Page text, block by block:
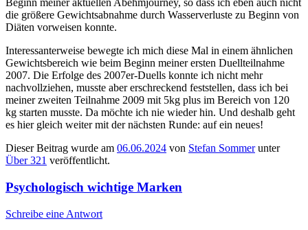
Beginn meiner aktuellen Abehmjourney, so dass ich eben auch nicht
die größere Gewichtsabnahme durch Wasserverluste zu Beginn von
Diäten vorweisen konnte.
Interessanterweise bewegte ich mich diese Mal in einem ähnlichen
Gewichtsbereich wie beim Beginn meiner ersten Duellteilnahme
2007. Die Erfolge des 2007er-Duells konnte ich nicht mehr
nachvollziehen, musste aber erschreckend feststellen, dass ich bei
meiner zweiten Teilnahme 2009 mit 5kg plus im Bereich von 120
kg starten musste. Da möchte ich nie wieder hin. Und deshalb geht
es hier gleich weiter mit der nächsten Runde: auf ein neues!
Dieser Beitrag wurde am 06.06.2024 von Stefan Sommerunter
Über 321 veröffentlicht.
Psychologisch wichtige Marken
Schreibe eine Antwort